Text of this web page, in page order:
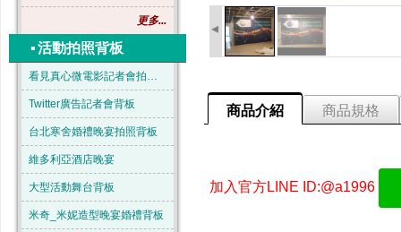
更多...
▪活動拍照背板
看見真心微電影記者會拍照背板
Twitter廣告記者會背板
台北寒舍婚禮晚宴拍照背板
維多利亞酒店晚宴
大型活動舞台背板
米奇_米妮造型晚宴婚禮背板
◂
商品介紹 商品規格
加入官方LINE ID:@a1996